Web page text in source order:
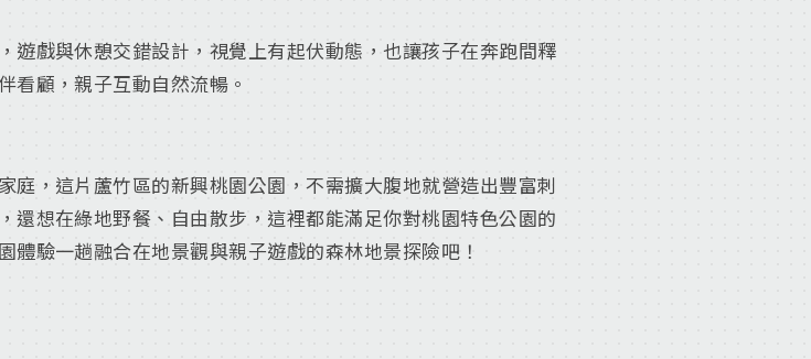
遊戲與休憩交錯設計，視覺上有起伏動態，也讓孩子在奔跑間釋
看顧，親子互動自然流暢。
庭，這片蘆竹區的新興桃園公園，不需擴大腹地就營造出豐富刺
還想在綠地野餐、自由散步，這裡都能滿足你對桃園特色公園的
驗一趟融合在地景觀與親子遊戲的森林地景探險吧！